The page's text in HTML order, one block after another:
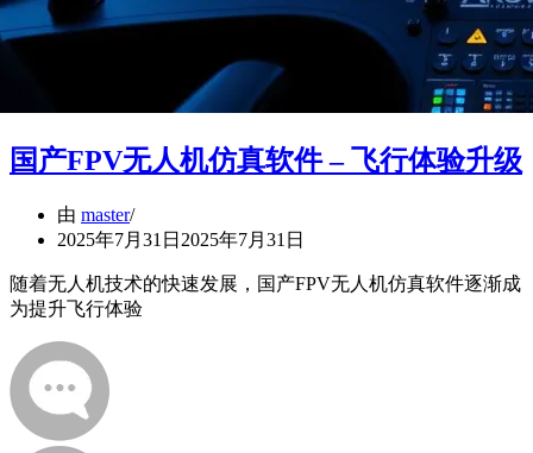
国产FPV无人机仿真软件 – 飞行体验升级
由 master
2025年7月31日 2025年7月31日
随着无人机技术的快速发展，国产FPV无人机仿真软件逐渐成
为提升飞行体验